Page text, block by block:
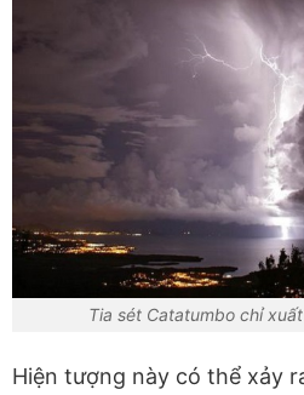
Tia sét Catatumbo chỉ
Hiện tượng này có thể xảy